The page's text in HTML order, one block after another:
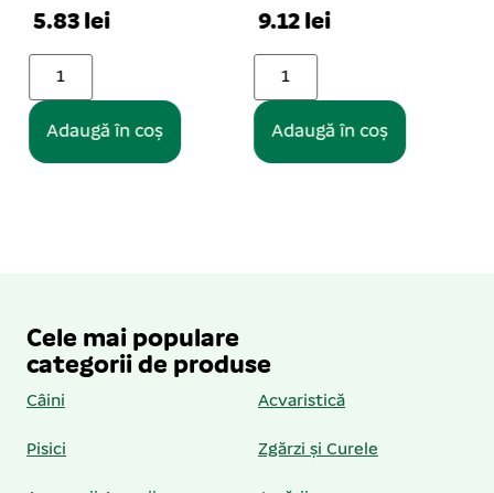
9.12 lei
Adaugă în coș
25 buc. per set
Cele mai populare
categorii de produse
Câini Acvaristică
Pisici Zgărzi și Curele